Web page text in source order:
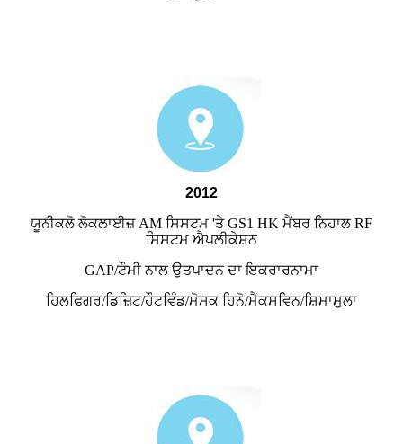
2012
ਯੂਨੀਕਲੋ ਲੋਕਲਾਈਜ਼ AM ਸਿਸਟਮ 'ਤੇ GS1 HK ਮੈਂਬਰ ਨਿਹਾਲ RF
ਸਿਸਟਮ ਐਪਲੀਕੇਸ਼ਨ
GAP/ਟੌਮੀ ਨਾਲ ਉਤਪਾਦਨ ਦਾ ਇਕਰਾਰਨਾਮਾ
ਹਿਲਫਿਗਰ/ਡਿਜ਼ਿਟ/ਹੌਟਵਿੰਡ/ਮੋਸਕ ਹਿਨੋ/ਮੈਕਸਵਿਨ/ਸ਼ਿਮਾਮੁਲਾ